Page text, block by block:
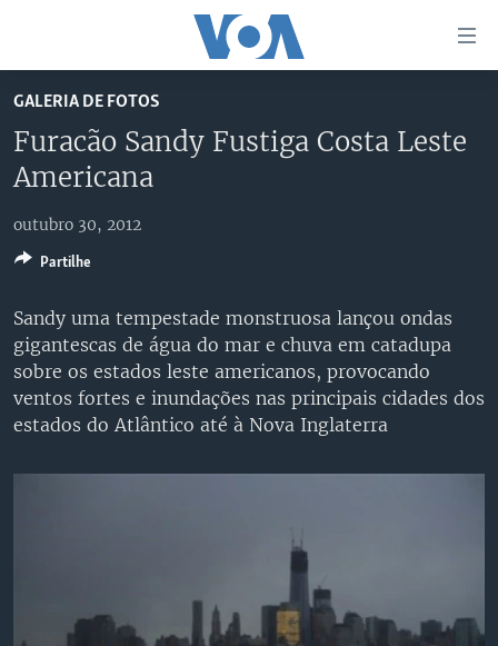
Acesso
para
artigo
para
principal
para
ANGOLA
ESTADOS UNIDOS
ÁFRICA E MUNDO
BRASIL
DOSSIERS ESPECIAIS
DESPORTO
AFRICA AGORA
VOA60 ÁFRICA
VOA 60 CLIMA
VOA60 MUNDO
PASSADEIRA VERMELHA
ENTRETENIMENTO
SIGA-NOS
GALERIA DE FOTOS
Furacão Sandy Fustiga Costa Leste
Americana
outubro 30, 2012
Sandy uma tempestade monstruosa lançou ondas
gigantescas de água do mar e chuva em catadupa
sobre os estados leste americanos, provocando
ventos fortes e inundações nas principais cidades dos
estados do Atlântico até à Nova Inglaterra
Partilhe